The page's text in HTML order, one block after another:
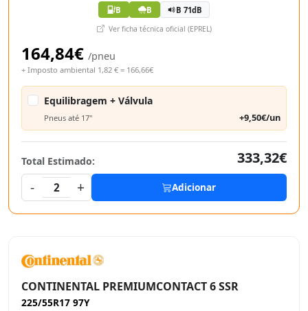
B B B 71dB
Ver ficha técnica oficial (EPREL)
164,84€ /pneu
+ Imposto ambiental 1,82 € = 166,66€
Equilibragem + Válvula
Pneus até 17" +9,50€/un
Total Estimado:
333,32€
-
2 + Adicionar
CONTINENTAL PREMIUMCONTACT 6 SSR
225/55R17 97Y